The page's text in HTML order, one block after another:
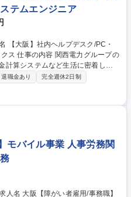
テムエンジニア
ープの
計算システムなど生活に密着した
く展開。そんな当社にて社内ヘル
体制運営を担当いただきます。特
ル、進捗・品質管理、課題抽出・
ェクトマネジメントを重視。将来
ナーや社内関連部署を巻き込みな
種 【大阪】社内
リモート可/フレックス
退職金あり
完全週休2日制
モバイル事業 人事労務関